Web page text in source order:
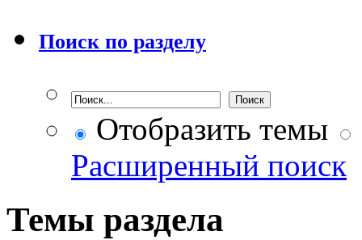
Поиск по разделу
Отобразить темы
Расширенный поиск
Темы раздела